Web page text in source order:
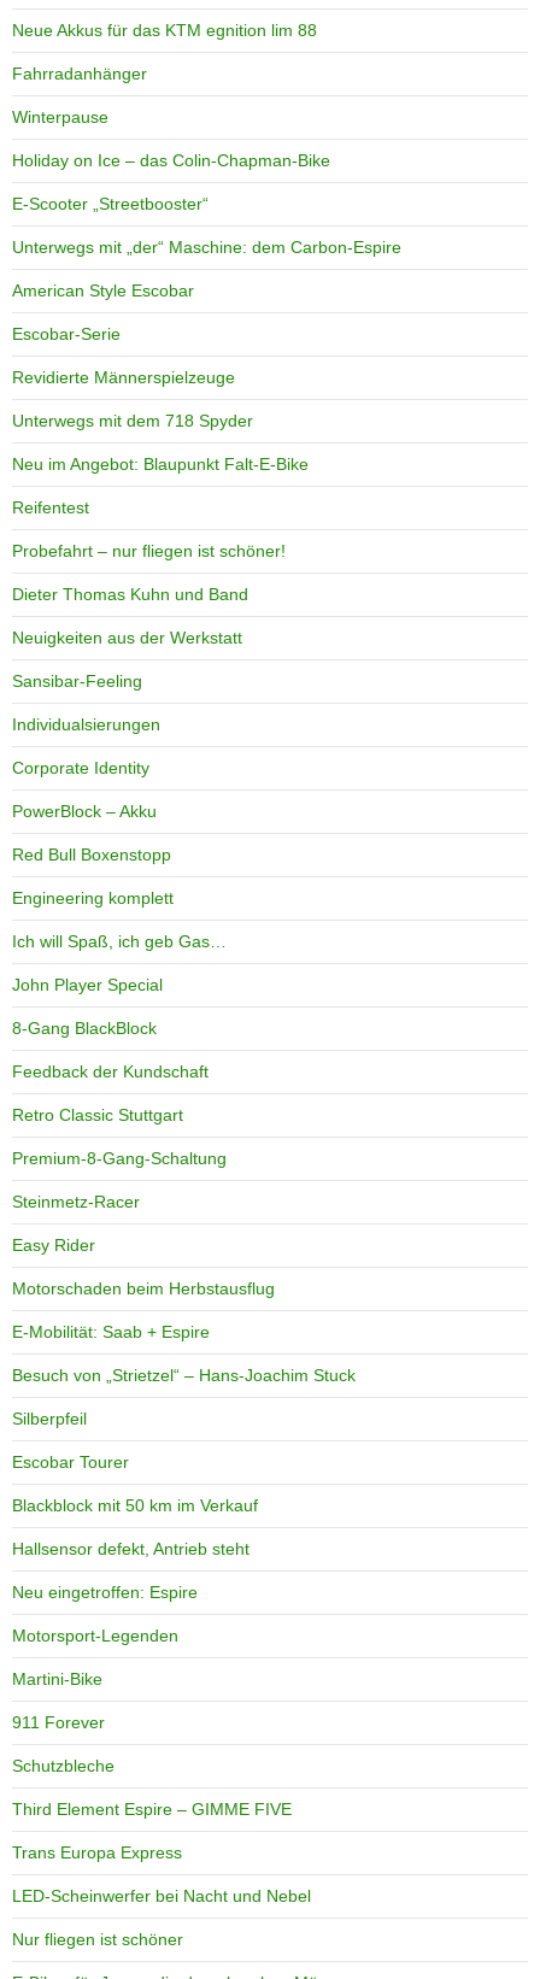
Neue Akkus für das KTM egnition lim 88
Fahrradanhänger
Winterpause
Holiday on Ice – das Colin-Chapman-Bike
E-Scooter „Streetbooster“
Unterwegs mit „der“ Maschine: dem Carbon-Espire
American Style Escobar
Escobar-Serie
Revidierte Männerspielzeuge
Unterwegs mit dem 718 Spyder
Neu im Angebot: Blaupunkt Falt-E-Bike
Reifentest
Probefahrt – nur fliegen ist schöner!
Dieter Thomas Kuhn und Band
Neuigkeiten aus der Werkstatt
Sansibar-Feeling
Individualsierungen
Corporate Identity
PowerBlock – Akku
Red Bull Boxenstopp
Engineering komplett
Ich will Spaß, ich geb Gas…
John Player Special
8-Gang BlackBlock
Feedback der Kundschaft
Retro Classic Stuttgart
Premium-8-Gang-Schaltung
Steinmetz-Racer
Easy Rider
Motorschaden beim Herbstausflug
E-Mobilität: Saab + Espire
Besuch von „Strietzel“ – Hans-Joachim Stuck
Silberpfeil
Escobar Tourer
Blackblock mit 50 km im Verkauf
Hallsensor defekt, Antrieb steht
Neu eingetroffen: Espire
Motorsport-Legenden
Martini-Bike
911 Forever
Schutzbleche
Third Element Espire – GIMME FIVE
Trans Europa Express
LED-Scheinwerfer bei Nacht und Nebel
Nur fliegen ist schöner